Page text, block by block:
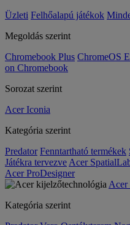
Üzleti Felhőalapú játékok
Megoldás szerint
Chromebook Plus ChromeOS
on Chromebook
Sorozat szerint
Acer Iconia
Kategória szerint
Predator Fenntartható termékek
Játékra tervezve Acer
Acer ProDesigner
Acer
Kategória szerint